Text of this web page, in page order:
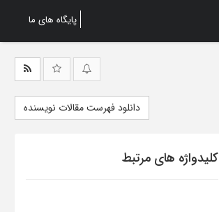
پایگاه های ما
دانلود فهرست مقالات نویسنده
کلیدواژه های مرتبط